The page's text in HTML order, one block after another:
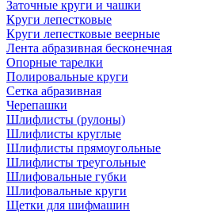
Заточные круги и чашки
Круги лепестковые
Круги лепестковые веерные
Лента абразивная бесконечная
Опорные тарелки
Полировальные круги
Сетка абразивная
Черепашки
Шлифлисты (рулоны)
Шлифлисты круглые
Шлифлисты прямоугольные
Шлифлисты треугольные
Шлифовальные губки
Шлифовальные круги
Щетки для шифмашин